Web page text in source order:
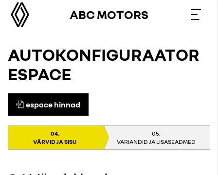
ABC MOTORS
AUTOKONFIGURAATOR
ESPACE
espace hinnad
VÄRVID JA SISU VARIANDID JA LISASEADMED